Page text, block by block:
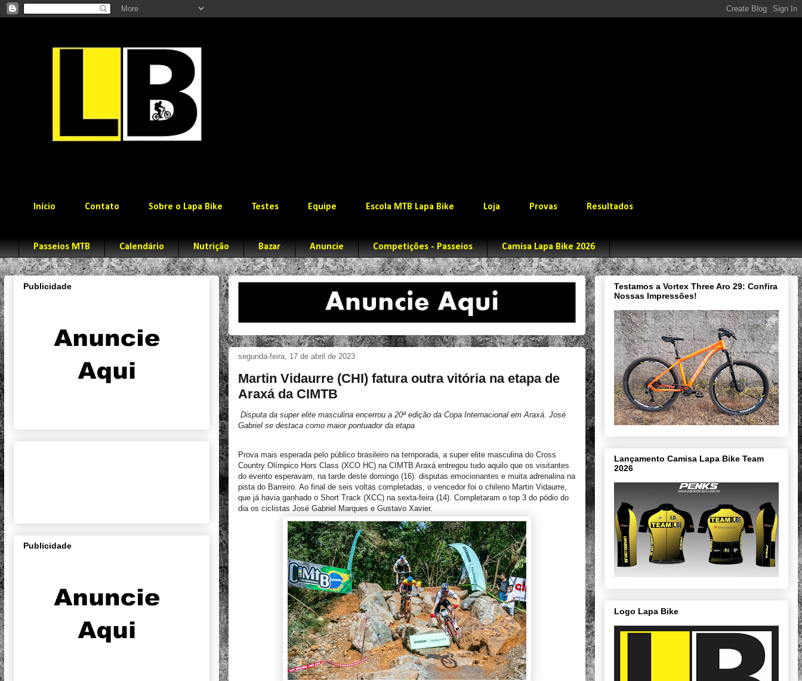
Início Contato Sobre o Lapa Bike Testes Equipe Escola MTB Lapa Bike Loja Provas Resultados
Passeios MTB Calendário Nutrição Bazar Anuncie Competições - Passeios Camisa Lapa Bike 2026
segunda-feira, 17 de abril de 2023
Martin Vidaurre (CHI) fatura outra vitória na etapa de
Araxá da CIMTB
Disputa da super elite masculina encerrou a 20ª edição da Copa Internacional em Araxá. José
Gabriel se destaca como maior pontuador da etapa
Prova mais esperada pelo público brasileiro na temporada, a super elite masculina do Cross
Country Olímpico Hors Class (XCO HC) na CIMTB Araxá entregou tudo aquilo que os visitantes
do evento esperavam, na tarde deste domingo (16): disputas emocionantes e muita adrenalina na
pista do Barreiro. Ao final de seis voltas completadas, o vencedor foi o chileno Martin Vidaurre,
que já havia ganhado o Short Track (XCC) na sexta-feira (14). Completaram o top 3 do pódio do
dia os ciclistas José Gabriel Marques e Gustavo Xavier.
Publicidade
Publicidade
Testamos a Vortex Three Aro 29: Confira
Nossas Impressões!
Lançamento Camisa Lapa Bike Team
2026
Logo Lapa Bike